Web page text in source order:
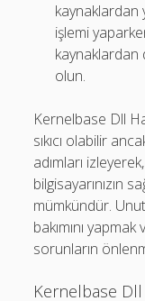
kaynaklardan
işlemi
kaynaklardan
olun.
Kernelbase Dll
sıkıcı olabilir
adımları
bilgisayarınızın
mümkündür.
bakımını
sorunların
Kernelbase Dll